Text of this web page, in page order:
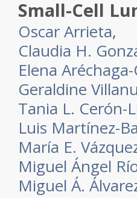
Small-Cell
Oscar Arrieta,
Claudia H.
Elena
Geraldine
Tania L. Cerón-
Luis Martínez-
María E.
Miguel Ángel
Miguel Á.